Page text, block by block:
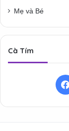
Mẹ và Bé
Cà Tím